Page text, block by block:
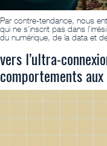
Par contre-tendance, nous
qui ne s’inscrit pas dans
du numérique, de la data et
vers l’ultra-
comportements